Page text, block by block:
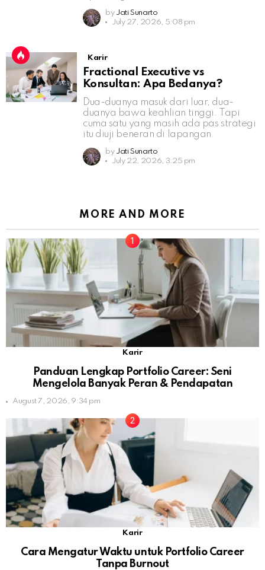
by Jati Sunarto
July 27, 2026, 5:08 pm
Karir
Fractional Executive vs
Konsultan: Apa Bedanya?
Dua-duanya masuk dari luar, dua-
duanya bawa keahlian tinggi. Tapi
cuma satu yang masih ada pas strategi
itu diuji beneran di lapangan.
by Jati Sunarto
July 22, 2026, 3:25 pm
MORE AND MORE
Karir
Panduan Lengkap Portfolio Career: Seni
Mengelola Banyak Peran & Pendapatan
August 7, 2026, 9:34 pm
Karir
Cara Mengatur Waktu untuk Portfolio Career
Tanpa Burnout